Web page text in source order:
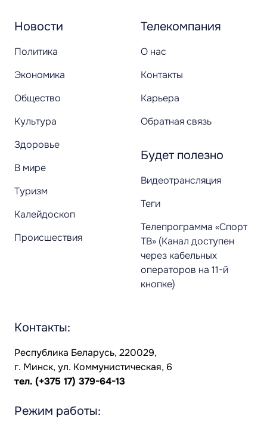
Новости
Политика
Экономика
Общество
Культура
Здоровье
В мире
Туризм
Калейдоскоп
Происшествия
Телекомпания
О нас
Контакты
Карьера
Обратная связь
Будет полезно
Видеотрансляция
Теги
Телепрограмма «Спорт
ТВ» (Канал доступен
через кабельных
операторов на 11-й
кнопке)
Контакты:
Республика Беларусь, 220029,
г. Минск, ул. Коммунистическая, 6
тел. (+375 17) 379-64-13
Режим работы: